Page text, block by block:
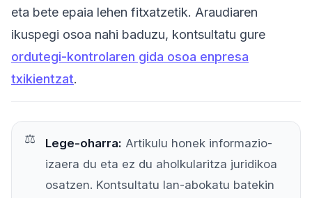
eta bete epaia lehen fitxatzetik. Araudiaren
ikuspegi osoa nahi baduzu, kontsultatu gure
ordutegi-kontrolaren gida osoa enpresa
txikientzat.
Lege-oharra: Artikulu honek informazio-
izaera du eta ez du aholkularitza juridikoa
osatzen. Kontsultatu lan-abokatu batekin